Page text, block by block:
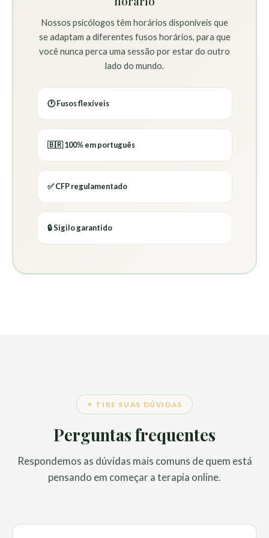
Nossos psicólogos têm horários disponíveis que
se adaptam a diferentes fusos horários, para que
você nunca perca uma sessão por estar do outro
lado do mundo.
🕐 Fusos flexíveis
🇧🇷 100% em português
✅ CFP regulamentado
🔒 Sigilo garantido
✦ TIRE SUAS DÚVIDAS
Perguntas frequentes
Respondemos as dúvidas mais comuns de quem está
pensando em começar a terapia online.